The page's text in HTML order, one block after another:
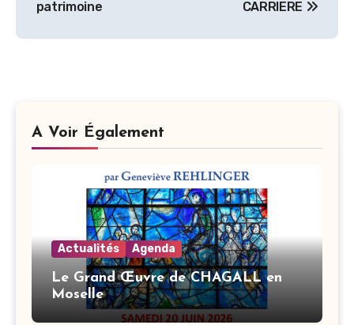
l’article
patrimoine
CARRIERE
A Voir Également
Actualités Agenda
Le Grand Œuvre de CHAGALL en
Moselle